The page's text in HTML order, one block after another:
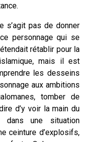
s’agit pas de donner
personnage qui se
rétablir pour la
mais il est
les desseins
aux ambitions
tomber de
d’y voir la main du
dans une situation
ceinture d’explosifs,